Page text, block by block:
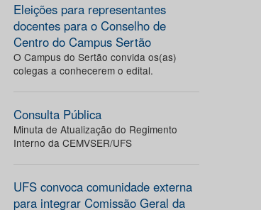
Eleições para representantes
docentes para o Conselho de
Centro do Campus Sertão
O Campus do Sertão convida os(as)
colegas a conhecerem o edital.
Consulta Pública
Minuta de Atualização do Regimento
Interno da CEMVSER/UFS
UFS convoca comunidade externa
para integrar Comissão Geral da